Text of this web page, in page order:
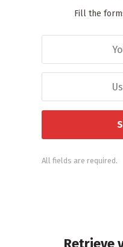
Fill the
All fields are required.
Retrieve